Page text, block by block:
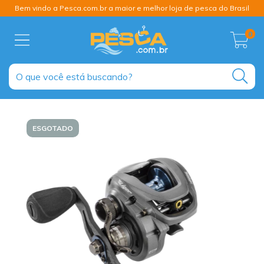
Bem vindo a Pesca.com.br a maior e melhor loja de pesca do Brasil
0
ESGOTADO